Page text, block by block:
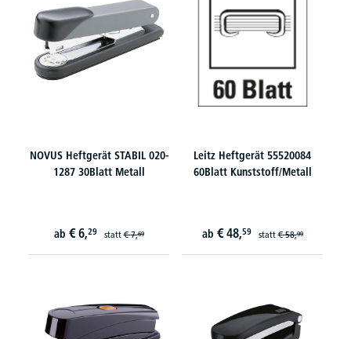
NOVUS Heftgerät STABIL 020-
1287 30Blatt Metall
ab € 6,29 statt€ 7,69
Leitz Heftgerät 55520084
60Blatt Kunststoff/Metall
ab € 48,59 statt€ 58,99